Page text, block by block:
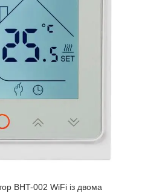
BHT-002 WiFi із двома